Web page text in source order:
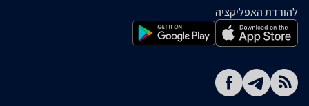
להורדת האפליקציה